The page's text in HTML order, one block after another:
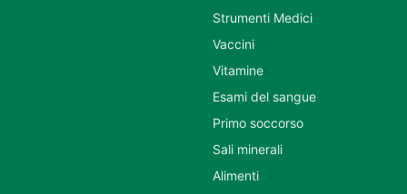
Strumenti Medici
Vaccini
Vitamine
Esami del sangue
Primo soccorso
Sali minerali
Alimenti